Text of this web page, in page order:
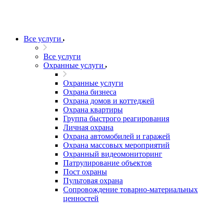
Все услуги
Все услуги
Охранные услуги
Охранные услуги
Охрана бизнеса
Охрана домов и коттеджей
Охрана квартиры
Группа быстрого реагирования
Личная охрана
Охрана автомобилей и гаражей
Охрана массовых мероприятий
Охранный видеомониторинг
Патрулирование объектов
Пост охраны
Пультовая охрана
Сопровождение товарно-материальных
ценностей